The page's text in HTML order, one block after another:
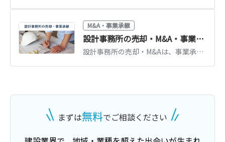
M&A・事業承継
設計事務所の売却・M&A・事業承継の方法や流れ、最新事例
設計事務所の売却・M&Aは、事業承継や売却利益の獲得を実現する手段として有効です。設計事務所の売却・M&Aを行う方法や流れ、近年の事例、成功可能性を高めるポイントをわかりやすく解説します。
まずは無料でご相談ください